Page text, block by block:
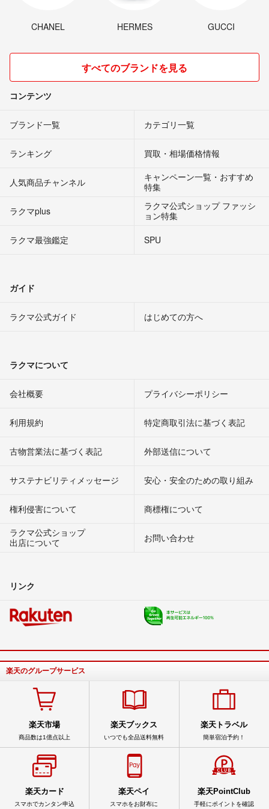
CHANEL HERMES GUCCI
すべてのブランドを見る
コンテンツ
ブランド一覧 カテゴリ一覧
ランキング 買取・相場価格情報
人気商品チャンネル
キャンペーン一覧・おすすめ
特集
ラクマplus
ラクマ公式ショップ ファッシ
ョン特集
ラクマ最強鑑定
SPU
ガイド
ラクマ公式ガイド はじめての方へ
ラクマについて
会社概要 プライバシーポリシー
利用規約 特定商取引法に基づく表記
古物営業法に基づく表記 外部送信について
サステナビリティメッセージ 安心・安全のための取り組み
権利侵害について
商標権について
ラクマ公式ショップ
出店について
お問い合わせ
リンク
楽天のグループサービス
楽天市場
商品数は1億点以上
楽天ブックス
いつでも全品送料無料
楽天トラベル
簡単宿泊予約！
楽天カード
スマホでカンタン申込
楽天ペイ
スマホをお財布に
楽天PointClub
手軽にポイントを確認